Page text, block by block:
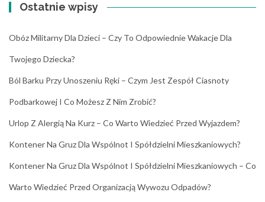
Ostatnie wpisy
Obóz Militarny Dla Dzieci – Czy To Odpowiednie Wakacje Dla
Twojego Dziecka?
Ból Barku Przy Unoszeniu Ręki – Czym Jest Zespół Ciasnoty
Podbarkowej I Co Możesz Z Nim Zrobić?
Urlop Z Alergią Na Kurz – Co Warto Wiedzieć Przed Wyjazdem?
Kontener Na Gruz Dla Wspólnot I Spółdzielni Mieszkaniowych?
Kontener Na Gruz Dla Wspólnot I Spółdzielni Mieszkaniowych – Co
Warto Wiedzieć Przed Organizacją Wywozu Odpadów?